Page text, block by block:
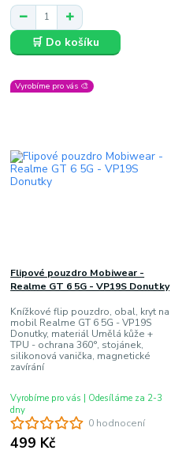
🛒 Do košíku
Vyrobíme pro vás 🎨
0 hodnocení
Flipové pouzdro Mobiwear -
Realme GT 6 5G - VP19S Donutky
Knížkové flip pouzdro, obal, kryt na
mobil Realme GT 6 5G - VP19S
Donutky, materiál Umělá kůže +
TPU - ochrana 360°, stojánek,
silikonová vanička, magnetické
zavírání
499 Kč
Vyrobíme pro vás | Odesíláme za 2-3
dny